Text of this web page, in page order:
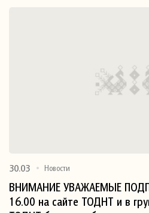
30.03 Новости
ВНИМАНИЕ УВАЖАЕМЫЕ
16.00 на сайте ТОДНТ и в